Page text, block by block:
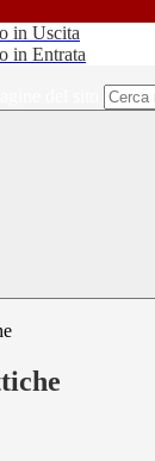
in Uscita
in Entrata